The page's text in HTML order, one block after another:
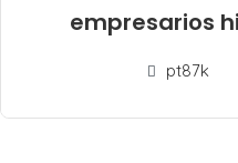
empresarios
pt87k